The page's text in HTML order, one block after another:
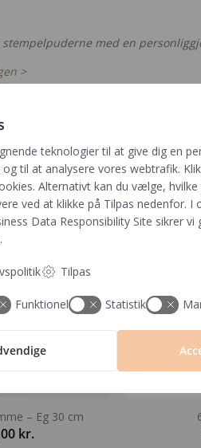
med en
>
– Eg 30 cm
kr.
teknologier til at give dig en
til at analysere vores webtrafik.
Alternativt kan du vælge,
ved at klikke på Tilpas nedenfor. I
Data Responsibility Site sikrer vi
Tilpas
Funktionel Statistik